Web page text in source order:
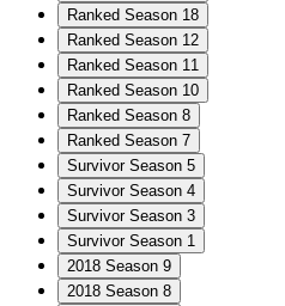
Ranked Season 18
Ranked Season 12
Ranked Season 11
Ranked Season 10
Ranked Season 8
Ranked Season 7
Survivor Season 5
Survivor Season 4
Survivor Season 3
Survivor Season 1
2018 Season 9
2018 Season 8